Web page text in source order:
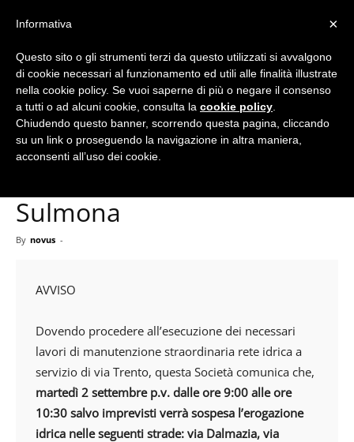
Home Avvisi
Avvisi
Sospensione erogazione
Sulmona
By novus -
AVVISO
Dovendo procedere all’esecuzione dei necessari
lavori di manutenzione straordinaria rete idrica a
servizio di via Trento, questa Società comunica che,
martedì 2 settembre p.v. dalle ore 9:00 alle ore
10:30 salvo imprevisti verrà sospesa l’erogazione
idrica nelle seguenti strade: via Dalmazia, via
×
Informativa
Questo sito o gli strumenti terzi da questo utilizzati si avvalgono
di cookie necessari al funzionamento ed utili alle finalità illustrate
nella cookie policy. Se vuoi saperne di più o negare il consenso
a tutti o ad alcuni cookie, consulta la cookie policy
Chiudendo questo banner, scorrendo questa pagina, cliccando
su un link o proseguendo la navigazione in altra maniera,
acconsenti all’uso dei cookie.